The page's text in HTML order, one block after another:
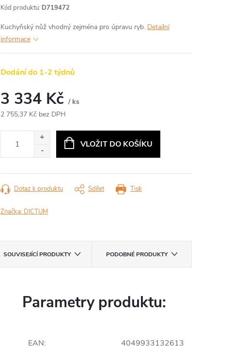
Kód produktu: D719472
Kuchyňský nůž vhodný zejména pro úpravu ryb. Detailní
informace
Dodání do 1-2 týdnů
3 334 Kč / ks
2 755,37 Kč bez DPH
VLOŽIT DO KOŠÍKU
Tisk
Dotaz k produktu Sdílet
Značka: DICTUM
SOUVISEJÍCÍ PRODUKTY PODOBNÉ PRODUKTY
Parametry produktu:
EAN: 4049933132613